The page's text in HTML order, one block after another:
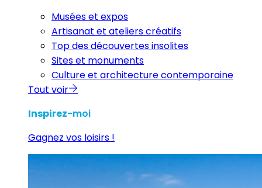
Musées et expos
Artisanat et ateliers créatifs
Top des découvertes insolites
Sites et monuments
Culture et architecture contemporaine
Tout voir
Inspirez-moi
Gagnez vos loisirs !